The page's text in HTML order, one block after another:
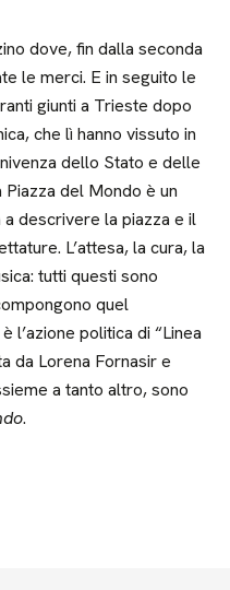
dove, fin dalla seconda
le merci. E in seguito le
giunti a Trieste dopo
che lì hanno vissuto in
dello Stato e delle
del Mondo è un
descrivere la piazza e il
L’attesa, la cura, la
tutti questi sono
quel
l’azione politica di “Linea
da Lorena Fornasir e
a tanto altro, sono
.